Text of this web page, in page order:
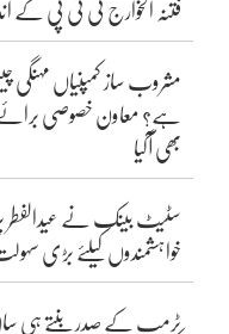
فتنہ الخوارج ٹی ٹی پی کے
مشروب ساز کمپنیاں مہنگی
ہے؟ معاون خصوصی برائے
بھی آگیا
سٹیٹ بینک نے
خواہشمندوں کیلئے بڑی
ٹرمپ کے صدر بنتے ہی سان